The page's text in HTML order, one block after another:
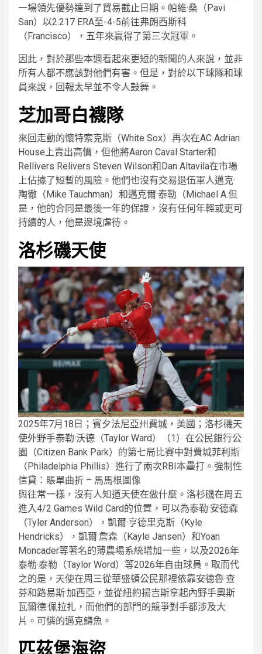
一場領先優勢達到了貿易截止日期。帕維·桑（Pavi
San）以2.217 ERA至-4-5前往弗朗西斯科
（Francisco），五年來贏得了第三次冠軍。
因此，對於那些本週看起來更短的新聞的人來說，並非
所有人都不應該對他們有害。但是，對於以下球隊和球
員來說，回報太早並不令人鼓舞。
芝加哥白襪隊
來回走動的懷特索克斯（White Sox）再次在AC Adrian
House上賣出高價，但他將Aaron Caval Starter和
Rellivers Relivers Steven Wilson和Dan Altavila在市場
上佔據了短暫的風險。他們也沒有交易退伍軍人邁克·
陶徹（Mike Tauchman）和邁克爾·泰勒（Michael A.但
是，他的合同是最後一年的保證，沒有任何年輕或更可
持續的人，他是邊境虐待。
洛杉磯天使
2025年7月18日；賓夕法尼亞州費城，美國；洛杉磯天
使外野手泰勒·沃德（Taylor Ward）（1）在公民銀行公
園（Citizen Bank Park）的第七局比賽中對費城菲利斯
（Philadelphia Phillis）進行了兩次RBI本壘打。強制性
信貸：賬單曲折 – 馬馬根圖像
與往常一樣，沒有人知道天使在做什麼。洛杉磯在周五
進入4/2 Games Wild Card的位置，可以為泰勒·安德森
（Tyler Anderson），凱爾·亨德里克斯（Kyle
Hendricks），凱爾·詹森（Kayle Jansen）和Yoan
Moncader等著名的薄農場系統增加一些，以及2026年
泰勒·泰勒（Taylor Word）等2026年自由球員。取而代
之的是，天使在周三從華盛頓公民那裡依靠安德魯·查
芬和路易斯·加西亞，並從紐約揚吉斯拿起內野手奧斯
瓦爾德·佩拉扎，而他們的部門的競爭對手都涉及大
片。可憐的邁克鱒魚。
匹茲堡海盜